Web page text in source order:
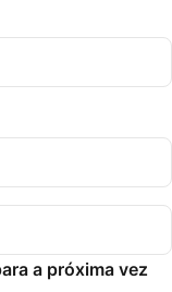
a próxima vez